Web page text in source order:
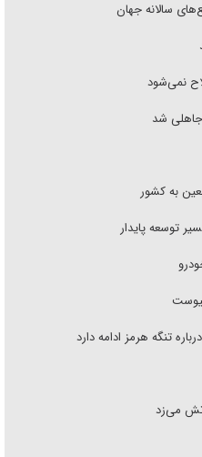
سالانه جهان
نمی‌شود
شد
توسعه پایدار
تنگه هرمز ادامه دارد
آتش می‌زد